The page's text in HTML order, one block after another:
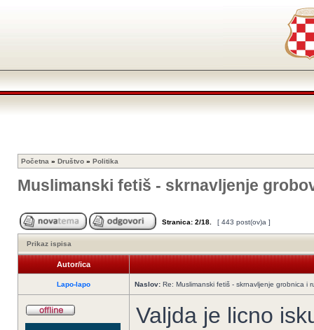
Početna » Društvo » Politika
Muslimanski fetiš - skrnavljenje
Stranica: 2/18 [ 443 post(ov)a ]
Prikaz ispisa
Autor/ica
Lapo-lapo Naslov: Re: Muslimanski fetiš - skrnavljenje grobnica i
Valjda je licno